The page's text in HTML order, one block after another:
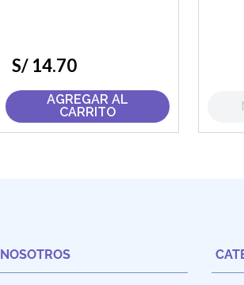
S/ 14.70
AGREGAR AL
CARRITO
NOSOTROS